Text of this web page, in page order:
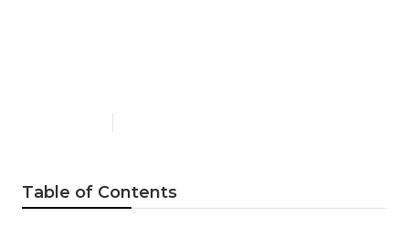
Table of Contents